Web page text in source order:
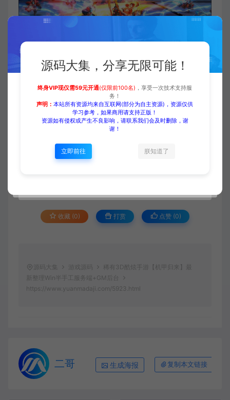
付费下载
当前内容需要登录后下载
登录购买
收藏 (0) 打赏 点赞 (0)
源码大集 游戏源码
稀有3D酷炫手游【机甲归来】最
新整理Win半手工服务端+GM后台
https://www.yuanmadaji.com/5923.html
二哥 生成海报 复制本文链接
源码大集，分享无限可能！
终身VIP现仅需59元开通(仅限前100名) ，享受一次技术支持服
务！
声明：本站所有资源均来自互联网(部分为自主资源)，资源仅供
学习参考，如果商用请支持正版！
资源如有侵权或产生不良影响，请联系我们会及时删除，谢
谢！
立即前往 朕知道了